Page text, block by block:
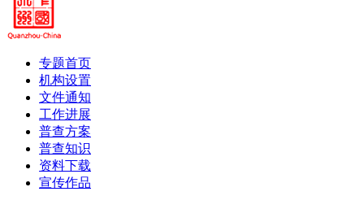
专题首页
机构设置
文件通知
工作进展
普查方案
普查知识
资料下载
宣传作品